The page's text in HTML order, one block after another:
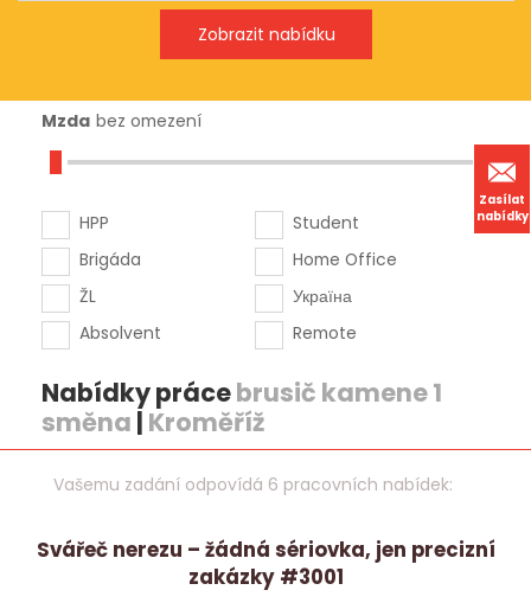
Zasílat
nabídky
Mzda bez omezení
HPP
Brigáda
ŽL
Absolvent
Student
Home Office
Україна
Remote
Nabídky prácebrusič kamene 1
směna | Kroměříž
Vašemu zadání odpovídá 6 pracovních nabídek:
Svářeč nerezu – žádná sériovka, jen precizní
zakázky #3001